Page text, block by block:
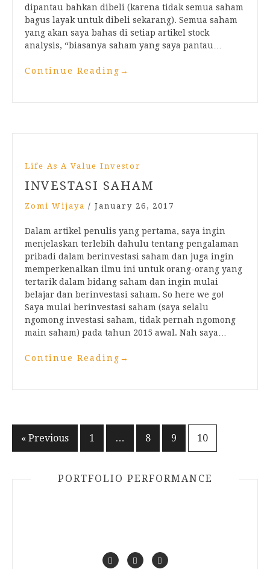
dipantau bahkan dibeli (karena tidak semua saham
bagus layak untuk dibeli sekarang). Semua saham
yang akan saya bahas di setiap artikel stock
analysis, “biasanya saham yang saya pantau…
Continue Reading →
Life As A Value Investor
INVESTASI SAHAM
Zomi Wijaya / January 26, 2017
Dalam artikel penulis yang pertama, saya ingin
menjelaskan terlebih dahulu tentang pengalaman
pribadi dalam berinvestasi saham dan juga ingin
memperkenalkan ilmu ini untuk orang-orang yang
tertarik dalam bidang saham dan ingin mulai
belajar dan berinvestasi saham. So here we go!
Saya mulai berinvestasi saham (saya selalu
ngomong investasi saham, tidak pernah ngomong
main saham) pada tahun 2015 awal. Nah saya…
Continue Reading →
Posts
« Previous 1 … 8 9 10
PORTFOLIO PERFORMANCE